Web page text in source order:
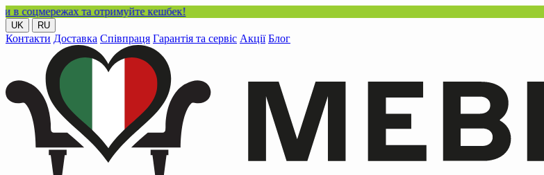
та отримуйте кешбек!
UK RU
Контакти Доставка Співпраця Гарантія та сервіс Акції Блог